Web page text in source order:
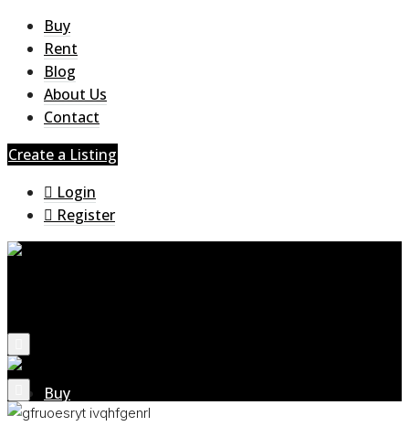
Buy
Rent
Blog
About Us
Contact
Create a Listing
Login
Register
Buy